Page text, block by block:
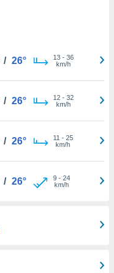
/ 26° 13- 36
km/h
/ 26° 12- 32
km/h
/ 26° 11 - 25
km/h
/ 26° 9- 24
km/h